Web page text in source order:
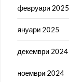
февруари 2025
януари 2025
декември 2024
ноември 2024